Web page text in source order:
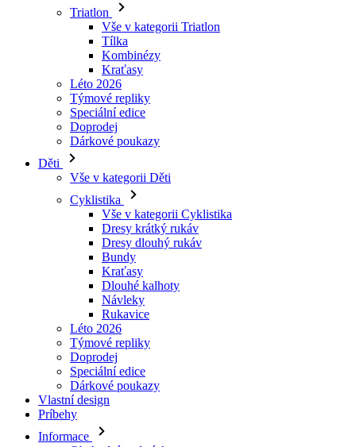
Léto 2026
Týmové repliky
Speciální edice
Doprodej
Dárkové poukazy
Děti
Vše v kategorii Děti
Cyklistika
Vše v kategorii Cyklistika
Dresy dlouhý rukáv
Bundy
Kraťasy
Dlouhé kalhoty
Návleky
Rukavice
Léto 2026
Týmové repliky
Doprodej
Speciální edice
Dárkové poukazy
Vlastní design
Príbehy
Informace
Obchodní podmínky
Informace o zpracovávání osobních údajů
Reklamační podmínky
Ochrana soukromí - cookies
O nás